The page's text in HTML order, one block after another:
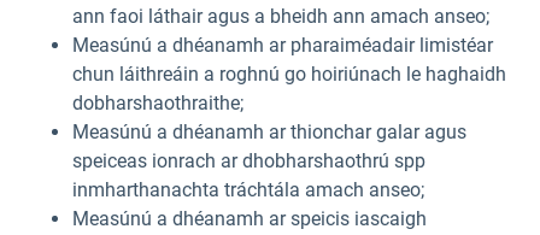
ann faoi láthair agus a bheidh ann amach anseo;
Measúnú a dhéanamh ar pharaiméadair limistéar
chun láithreáin a roghnú go hoiriúnach le haghaidh
dobharshaothraithe;
Measúnú a dhéanamh ar thionchar galar agus
speiceas ionrach ar dhobharshaothrú spp
inmharthanachta tráchtála amach anseo;
Measúnú a dhéanamh ar speicis iascaigh